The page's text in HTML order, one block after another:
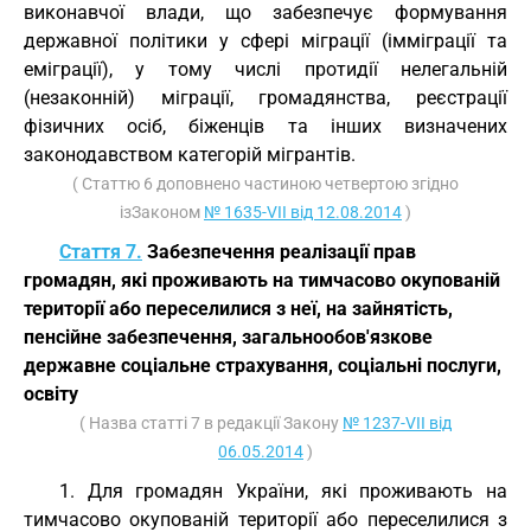
виконавчої влади, що забезпечує формування
державної політики у сфері міграції (імміграції та
еміграції), у тому числі протидії нелегальній
(незаконній) міграції, громадянства, реєстрації
фізичних осіб, біженців та інших визначених
законодавством категорій мігрантів.
( Статтю 6 доповнено частиною четвертою згідно
ізЗаконом № 1635-VII від 12.08.2014)
Стаття 7. Забезпечення реалізації прав
громадян, які проживають на тимчасово окупованій
території або переселилися з неї, на зайнятість,
пенсійне забезпечення, загальнообов'язкове
державне соціальне страхування, соціальні послуги,
освіту
( Назва статті 7 в редакції Закону № 1237-VII від
06.05.2014)
1. Для громадян України, які проживають на
тимчасово окупованій території або переселилися з